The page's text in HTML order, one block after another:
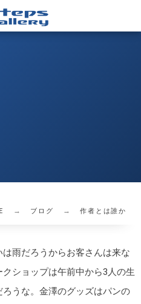
ブログ 作者とは誰か
雨だろうからお客さんは来な
ショップは午前中から3人の生
うな。金澤のグッズはパンの